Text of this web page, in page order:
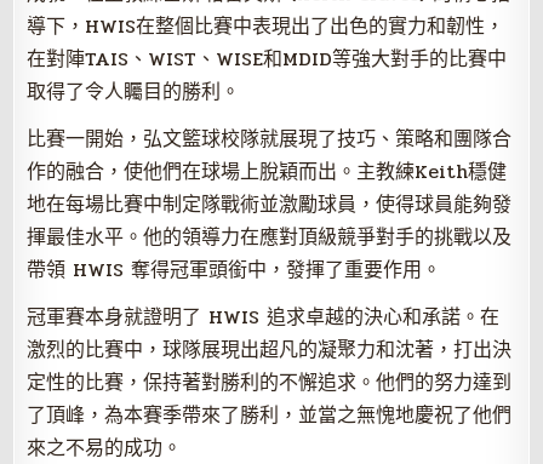
導下，HWIS在整個比賽中表現出了出色的實力和韌性，
在對陣TAIS、WIST、WISE和MDID等強大對手的比賽中
取得了令人矚目的勝利。
比賽一開始，弘文籃球校隊就展現了技巧、策略和團隊合
作的融合，使他們在球場上脫穎而出。主教練Keith穩健
地在每場比賽中制定隊戰術並激勵球員，使得球員能夠發
揮最佳水平。他的領導力在應對頂級競爭對手的挑戰以及
帶領 HWIS 奪得冠軍頭銜中，發揮了重要作用。
冠軍賽本身就證明了 HWIS 追求卓越的決心和承諾。在
激烈的比賽中，球隊展現出超凡的凝聚力和沈著，打出決
定性的比賽，保持著對勝利的不懈追求。他們的努力達到
了頂峰，為本賽季帶來了勝利，並當之無愧地慶祝了他們
來之不易的成功。